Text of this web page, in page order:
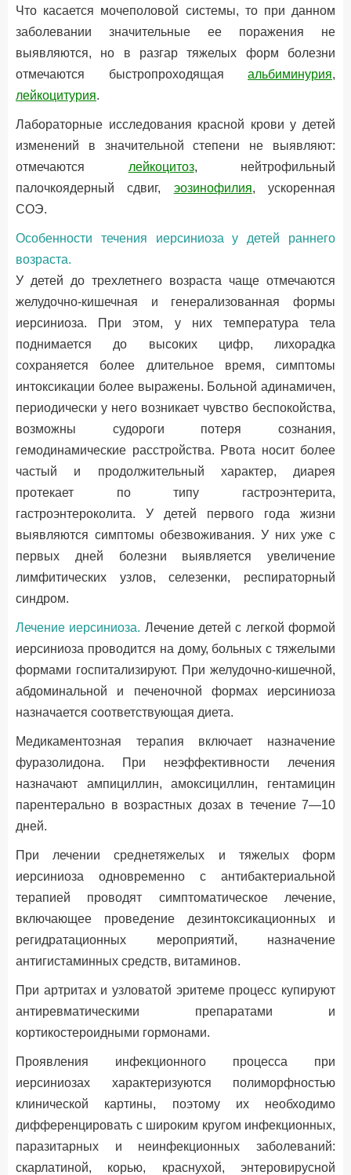
Что касается мочеполовой системы, то при данном
заболевании значительные ее поражения не
выявляются, но в разгар тяжелых форм болезни
отмечаются быстропроходящая альбиминурия,
лейкоцитурия.
Лабораторные исследования красной крови у детей
изменений в значительной степени не выявляют:
отмечаются лейкоцитоз, нейтрофильный
палочкоядерный сдвиг, эозинофилия, ускоренная
СОЭ.
Особенности течения иерсиниоза у детей раннего
возраста.
У детей до трехлетнего возраста чаще отмечаются
желудочно-кишечная и генерализованная формы
иерсиниоза. При этом, у них температура тела
поднимается до высоких цифр, лихорадка
сохраняется более длительное время, симптомы
интоксикации более выражены. Больной адинамичен,
периодически у него возникает чувство беспокойства,
возможны судороги потеря сознания,
гемодинамические расстройства. Рвота носит более
частый и продолжительный характер, диарея
протекает по типу гастроэнтерита,
гастроэнтероколита. У детей первого года жизни
выявляются симптомы обезвоживания. У них уже с
первых дней болезни выявляется увеличение
лимфитических узлов, селезенки, респираторный
синдром.
Лечение иерсиниоза. Лечение детей с легкой формой
иерсиниоза проводится на дому, больных с тяжелыми
формами госпитализируют. При желудочно-кишечной,
абдоминальной и печеночной формах иерсиниоза
назначается соответствующая диета.
Медикаментозная терапия включает назначение
фуразолидона. При неэффективности лечения
назначают ампициллин, амоксициллин, гентамицин
парентерально в возрастных дозах в течение 7—10
дней.
При лечении среднетяжелых и тяжелых форм
иерсиниоза одновременно с антибактериальной
терапией проводят симптоматическое лечение,
включающее проведение дезинтоксикационных и
регидратационных мероприятий, назначение
антигистаминных средств, витаминов.
При артритах и узловатой эритеме процесс купируют
антиревматическими препаратами и
кортикостероидными гормонами.
Проявления инфекционного процесса при
иерсиниозах характеризуются полиморфностью
клинической картины, поэтому их необходимо
дифференцировать с широким кругом инфекционных,
паразитарных и неинфекционных заболеваний:
скарлатиной, корью, краснухой, энтеровирусной